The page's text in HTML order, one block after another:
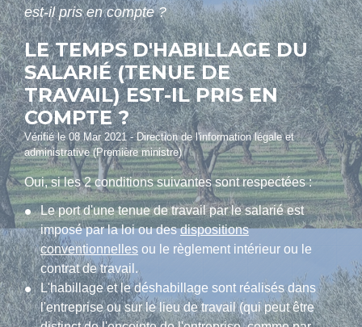
est-il pris en compte ?
LE TEMPS D'HABILLAGE DU
SALARIÉ (TENUE DE
TRAVAIL) EST-IL PRIS EN
COMPTE ?
Vérifié le 08 Mar 2021 - Direction de l'information légale et
administrative (Première ministre)
Oui, si les 2 conditions suivantes sont respectées :
Le port d'une tenue de travail par le salarié est
imposé par la loi ou desdispositions
conventionnelles ou le règlement intérieur ou le
contrat de travail.
L'habillage et le déshabillage sont réalisés dans
l'entreprise ou sur le lieu de travail (qui peut être